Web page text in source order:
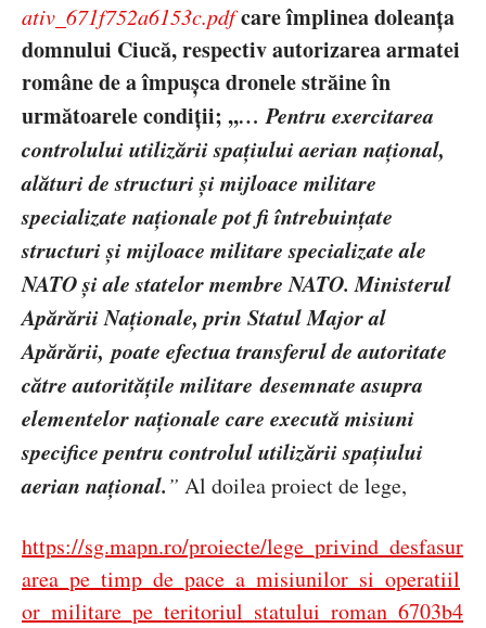
ativ_671f752a6153c.pdfcareîmplinea doleanța
domnului Ciucă, respectiv autorizarea armatei
române de a împușca dronele străine în
următoarele condiții; ,,… Pentru exercitarea
controlului utilizării spațiului aerian național,
alături de structuri și mijloace militare
specializate naționale pot fi întrebuințate
structuri și mijloace militare specializate ale
NATO și ale statelor membre NATO.Ministerul
Apărării Naționale, prin Statul Major al
Apărării,poate efectua transferul de autoritate
către autoritățile militare desemnate asupra
elementelor naționale care execută misiuni
specifice pentru controlul utilizării spațiului
aerian național.” Al doilea proiect de lege,
https://sg.mapn.ro/proiecte/lege_privind_desfasur
area_pe_timp_de_pace_a_misiunilor_si_operatiil
or_militare_pe_teritoriul_statului_roman_6703b4